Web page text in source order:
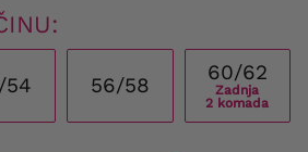
54 56/58
60/62
Zadnja
2 komada